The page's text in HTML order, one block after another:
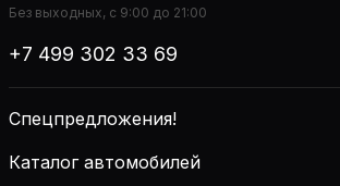
Без выходных, с 9:00 до 21:00
+7 499 302 33 69
Спецпредложения!
Каталог автомобилей